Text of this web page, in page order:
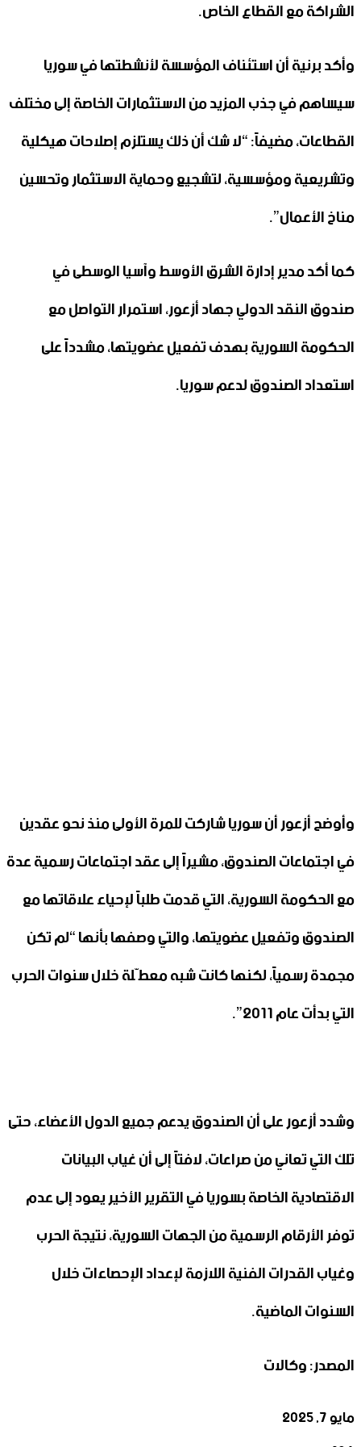
الشراكة مع القطاع الخاص.
وأكد برنية أن استئناف المؤسسة لأنشطتها في سوريا
سيساهم في جذب المزيد من الاستثمارات الخاصة إلى مختلف
القطاعات، مضيفاً: “لا شك أن ذلك يستلزم إصلاحات هيكلية
وتشريعية ومؤسسية، لتشجيع وحماية الاستثمار وتحسين
مناخ الأعمال”.
كما أكد مدير إدارة الشرق الأوسط وآسيا الوسطى في
صندوق النقد الدولي جهاد أزعور، استمرار التواصل مع
الحكومة السورية بهدف تفعيل عضويتها، مشدداً على
استعداد الصندوق لدعم سوريا.
وأوضح أزعور أن سوريا شاركت للمرة الأولى منذ نحو عقدين
في اجتماعات الصندوق، مشيراً إلى عقد اجتماعات رسمية عدة
مع الحكومة السورية، التي قدمت طلباً لإحياء علاقاتها مع
الصندوق وتفعيل عضويتها، والتي وصفها بأنها “لم تكن
مجمدة رسمياً، لكنها كانت شبه معطّلة خلال سنوات الحرب
التي بدأت عام 2011”.
وشدد أزعور على أن الصندوق يدعم جميع الدول الأعضاء، حتى
تلك التي تعاني من صراعات، لافتاً إلى أن غياب البيانات
الاقتصادية الخاصة بسوريا في التقرير الأخير يعود إلى عدم
توفر الأرقام الرسمية من الجهات السورية، نتيجة الحرب
وغياب القدرات الفنية اللازمة لإعداد الإحصاءات خلال
السنوات الماضية.
المصدر: وكالات
مايو 7, 2025